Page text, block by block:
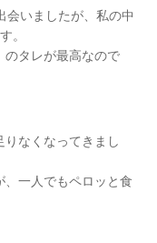
会いましたが、私の中
。
のタレが最高なので
なくなってきまし
、一人でもペロッと食